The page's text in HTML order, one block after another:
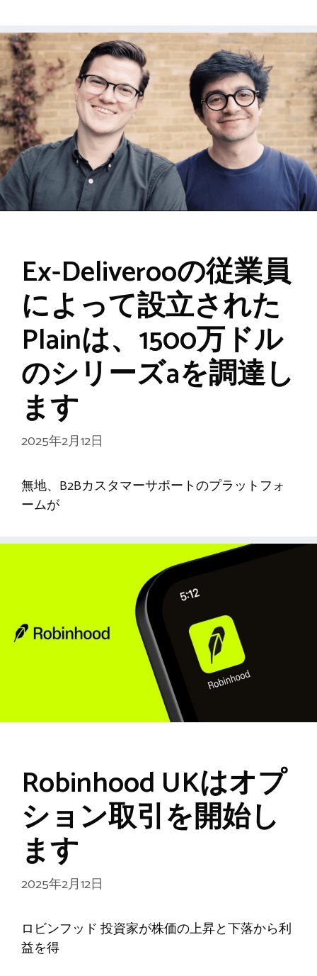
Ex-Deliverooの従業員
によって設立された
Plainは、1500万ドル
のシリーズaを調達し
ます
2025年2月12日
無地、B2Bカスタマーサポートのプラットフォ
ームが
Robinhood UKはオプ
ション取引を開始し
ます
2025年2月12日
ロビンフッド 投資家が株価の上昇と下落から利
益を得